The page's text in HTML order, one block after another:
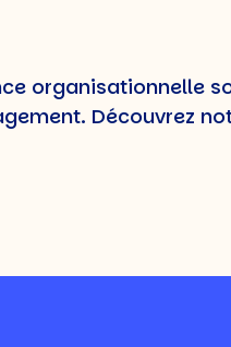
organisationnelle
Découvrez